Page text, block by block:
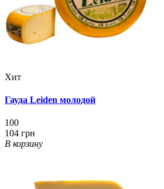
Хит
Гауда Leiden молодой
100
104 грн
В корзину